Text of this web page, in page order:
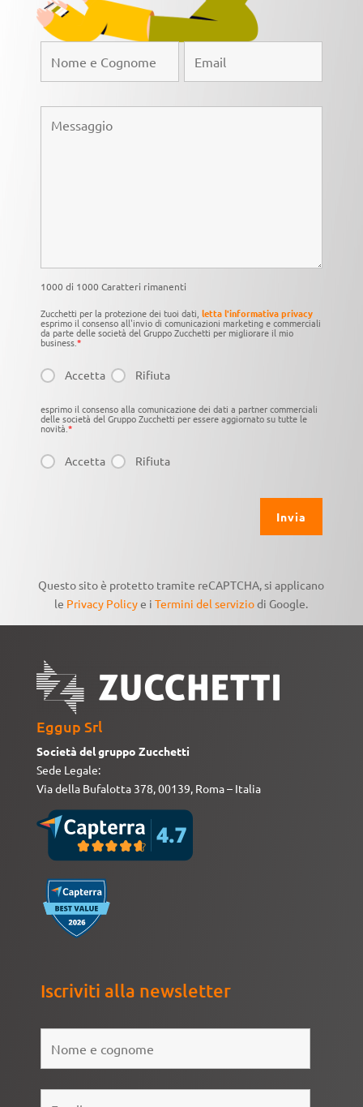
1000 di 1000 Caratteri rimanenti
Zucchetti per la protezione dei tuoi dati, letta l'informativa privacy
esprimo il consenso all'invio di comunicazioni marketing e commerciali
da parte delle società del Gruppo Zucchetti per migliorare il mio
business.*
Accetta Rifiuta
esprimo il consenso alla comunicazione dei dati a partner commerciali
delle società del Gruppo Zucchetti per essere aggiornato su tutte le
novità.*
Accetta Rifiuta
Questo sito è protetto tramite reCAPTCHA, si applicano
le Privacy Policye iTermini del serviziodi Google.
Eggup Srl
Società del gruppo Zucchetti
Sede Legale:
Via della Bufalotta 378, 00139, Roma – Italia
Iscriviti alla newsletter